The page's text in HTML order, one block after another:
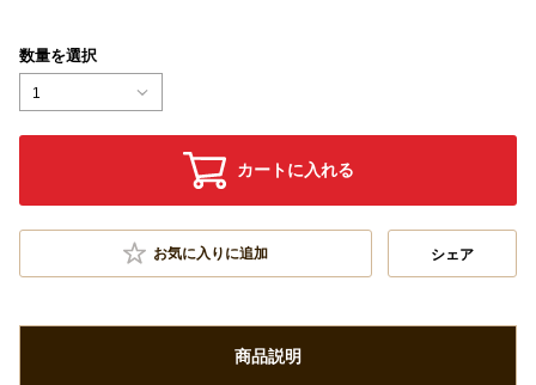
数量を選択
1
カートに入れる
お気に入りに追加 シェア
商品説明